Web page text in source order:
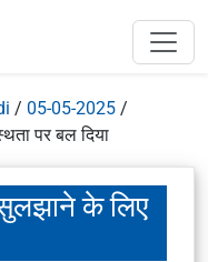
/ 05-05-2025 /
पर बल दिया
सुलझाने के लिए